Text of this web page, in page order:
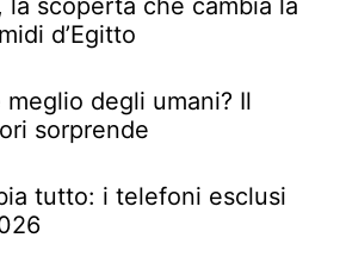
la scoperta che cambia la
d’Egitto
degli umani? Il
sorprende
tutto: i telefoni esclusi